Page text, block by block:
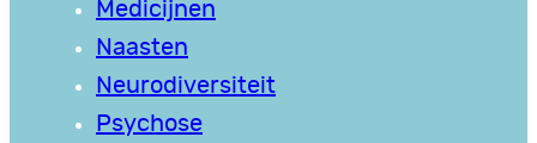
Medicijnen
Naasten
Neurodiversiteit
Psychose